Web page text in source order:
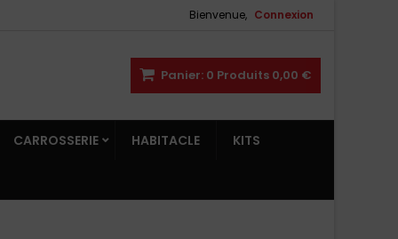
Bienvenue, Connexion
Panier: 0 Produits 0,00 €
CARROSSERIE HABITACLE KITS